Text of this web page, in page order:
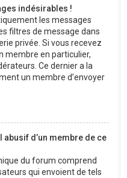
indésirables !
les messages
filtres de message dans
privée. Si vous recevez
membre en particulier,
Ce dernier a la
un membre d’envoyer
abusif d’un membre de ce
du forum comprend
qui envoient de tels